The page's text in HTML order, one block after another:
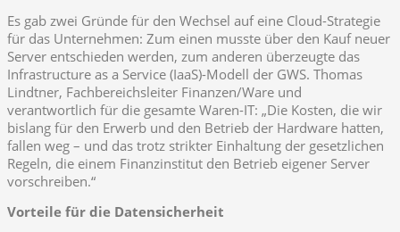
Es gab zwei Gründe für den Wechsel auf eine Cloud-Strategie
für das Unternehmen: Zum einen musste über den Kauf neuer
Server entschieden werden, zum anderen überzeugte das
Infrastructure as a Service (IaaS)-Modell der GWS. Thomas
Lindtner, Fachbereichsleiter Finanzen/Ware und
verantwortlich für die gesamte Waren-IT: „Die Kosten, die wir
bislang für den Erwerb und den Betrieb der Hardware hatten,
fallen weg – und das trotz strikter Einhaltung der gesetzlichen
Regeln, die einem Finanzinstitut den Betrieb eigener Server
vorschreiben.“
Vorteile für die Datensicherheit